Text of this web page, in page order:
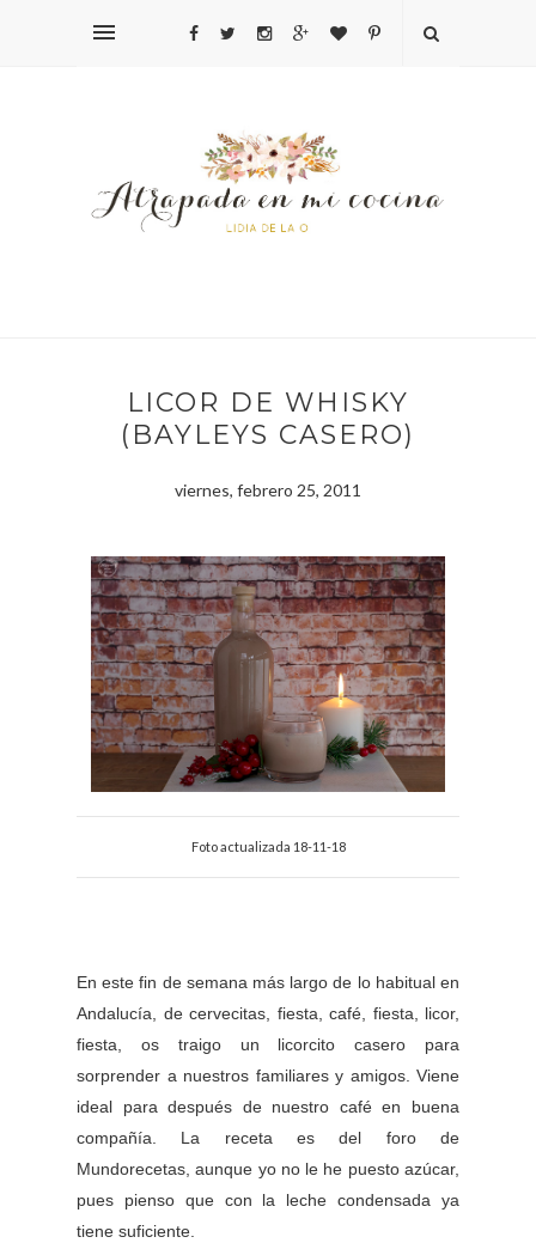
LICOR DE WHISKY
(BAYLEYS CASERO)
viernes, febrero 25, 2011
Foto actualizada 18-11-18
En este fin de semana más largo de lo habitual en
Andalucía, de cervecitas, fiesta, café, fiesta, licor,
fiesta, os traigo un licorcito casero para
sorprender a nuestros familiares y amigos. Viene
ideal para después de nuestro café en buena
compañía. La receta es del foro de
Mundorecetas, aunque yo no le he puesto azúcar,
pues pienso que con la leche condensada ya
tiene suficiente.